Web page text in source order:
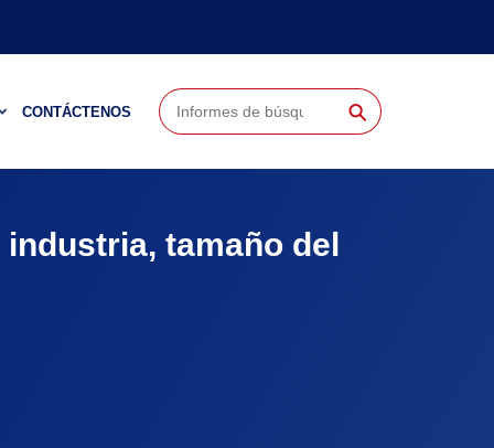
CONTÁCTENOS ⚲
tamaño del